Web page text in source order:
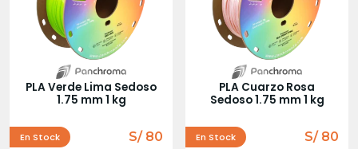
PLA Verde Lima Sedoso
1.75 mm 1 kg
En Stock S/ 80
PLA Cuarzo Rosa
Sedoso 1.75 mm 1 kg
En Stock S/ 80